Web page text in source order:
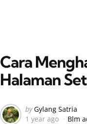
Cara
Halaman
Posted
by
by Gylang Satria
1 year ago
Blm